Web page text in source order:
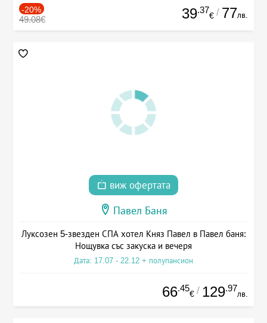
-20%
49.08€ 39.37
€ / 77лв.
виж офертата
Павел Баня
Луксозен 5-звезден СПА хотел Княз Павел в Павел баня:
Нощувка със закуска и вечеря
Дата: 17.07 - 22.12 + полупансион
66.45
€ / 129.97
лв.